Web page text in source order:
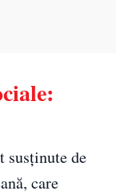
susținute de
care